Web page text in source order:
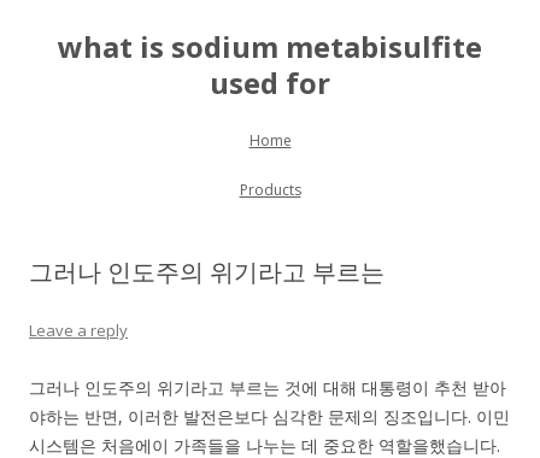
what is sodium metabisulfite
used for
Skip to content
Home
Products
그러나 인도주의 위기라고 부르는
Leave a reply
그러나 인도주의 위기라고 부르는 것에 대해 대통령이 추천 받아
야하는 반면, 이러한 발전은보다 심각한 문제의 징조입니다. 이민
시스템은 처음에이 가족들을 나누는 데 중요한 역할을했습니다.